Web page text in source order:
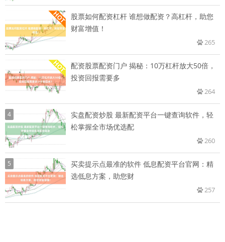
股票如何配资杠杆 谁想做配资？高杠杆，助您
财富增值！
265
配资股票配资门户 揭秘：10万杠杆放大50倍，
投资回报需要多
264
4
实盘配资炒股 最新配资平台一键查询软件，轻
松掌握全市场优选配
260
5
买卖提示点最准的软件 低息配资平台官网：精
选低息方案，助您财
257